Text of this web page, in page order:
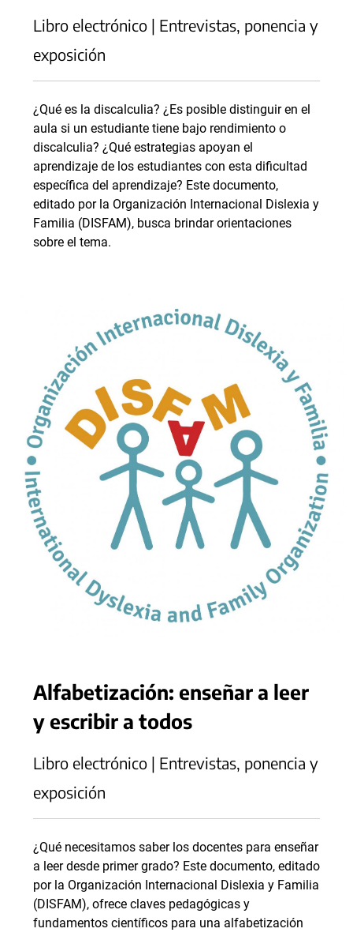
Libro electrónico | Entrevistas, ponencia y
exposición
¿Qué es la discalculia? ¿Es posible distinguir en el
aula si un estudiante tiene bajo rendimiento o
discalculia? ¿Qué estrategias apoyan el
aprendizaje de los estudiantes con esta dificultad
específica del aprendizaje? Este documento,
editado por la Organización Internacional Dislexia y
Familia (DISFAM), busca brindar orientaciones
sobre el tema.
Alfabetización: enseñar a leer
y escribir a todos
Libro electrónico | Entrevistas, ponencia y
exposición
¿Qué necesitamos saber los docentes para enseñar
a leer desde primer grado? Este documento, editado
por la Organización Internacional Dislexia y Familia
(DISFAM), ofrece claves pedagógicas y
fundamentos científicos para una alfabetización